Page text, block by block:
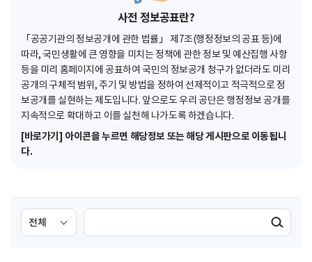
사전 정보공표란?
「공공기관의 정보공개에 관한 법률」 제7조(행정정보의 공표 등)에
따라, 국민생활에 큰 영향을 미치는 정책에 관한 정보 및 예산집행 사항
등을 미리 홈페이지에 공표하여 국민의 정보공개 청구가 없더라도 미리
공개의 구체적 범위, 주기 및 방법을 정하여 선제적이고 적극적으로 정
보공개를 실현하는 제도입니다. 앞으로도 우리 공단은 행정정보 공개를
지속적으로 확대하고 이를 실천해 나가도록 하겠습니다.
[바로가기] 아이콘을 누르면 해당정보 또는 해당 게시판으로 이동됩니
다.
검
색
색
검색실행